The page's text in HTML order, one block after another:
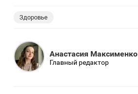
Здоровье
Анастасия Максименко
Главный редактор